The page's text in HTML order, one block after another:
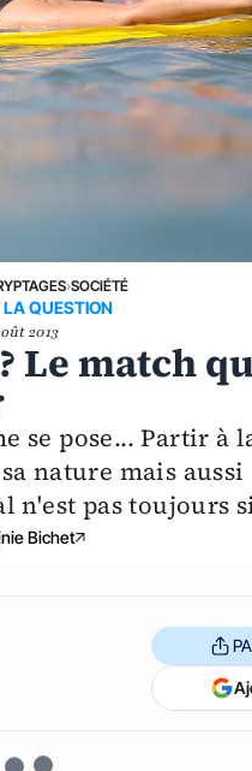
›SOCIÉTÉ
LA QUESTION
2013
Le match
se pose... Partir à
nature mais
n'est pas toujours
Bichet